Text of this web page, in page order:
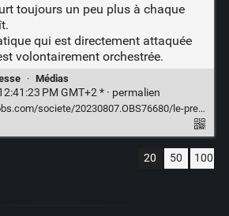
toujours un peu plus à chaque
qui est directement attaquée
volontairement orchestrée.
· Médias
PM GMT+2 * · permalien
le-premier-jdd-de-geoffroy-lejeune-confond-deux-affaires-pour-sa-photo-de-une.html
20 50 100